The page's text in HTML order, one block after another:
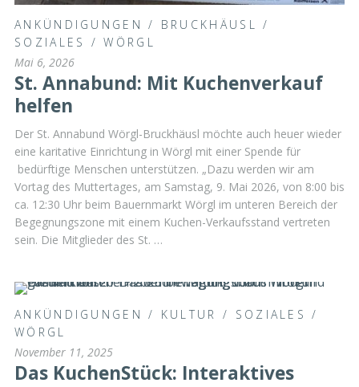
ANKÜNDIGUNGEN / BRUCKHÄUSL
/
SOZIALES
/WÖRGL
Mai 6, 2026
St. Annabund: Mit Kuchenverkauf
helfen
Der St. Annabund Wörgl-Bruckhäusl möchte auch heuer wieder
eine karitative Einrichtung in Wörgl mit einer Spende für
bedürftige Menschen unterstützen. „Dazu werden wir am
Vortag des Muttertages, am Samstag, 9. Mai 2026, von 8:00 bis
ca. 12:30 Uhr beim Bauernmarkt Wörgl im unteren Bereich der
Begegnungszone mit einem Kuchen-Verkaufsstand vertreten
sein. Die Mitglieder des St. …
ANKÜNDIGUNGEN / KULTUR / SOZIALES /
WÖRGL
November 11, 2025
Das KuchenStück: Interaktives